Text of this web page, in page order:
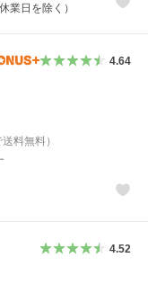
業日を除く）
4.64
料無料）
4.52